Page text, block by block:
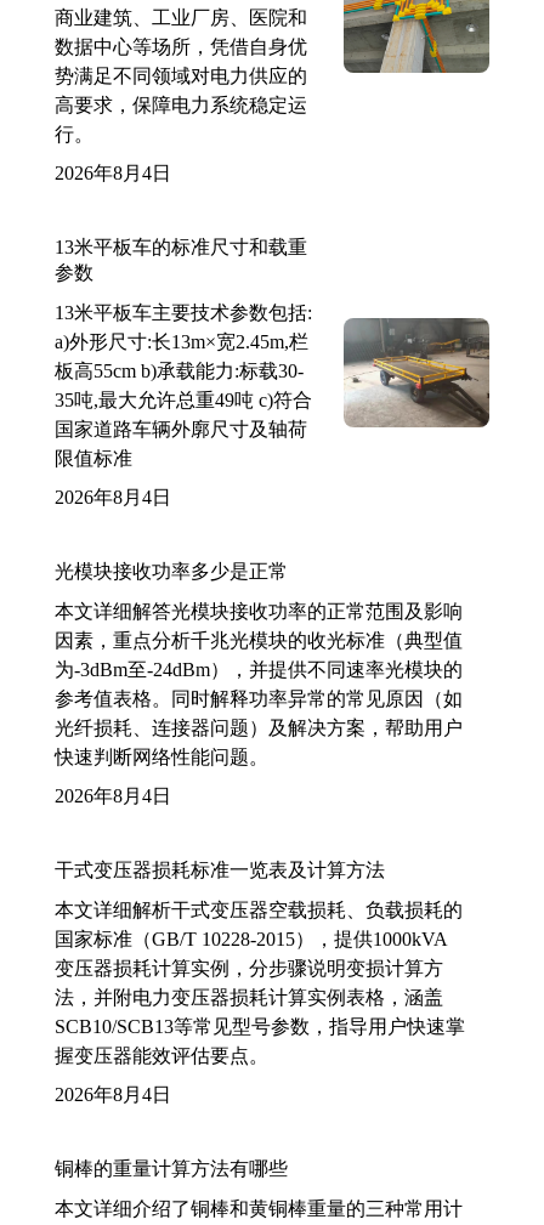
商业建筑、工业厂房、医院和
数据中心等场所，凭借自身优
势满足不同领域对电力供应的
高要求，保障电力系统稳定运
行。
2026年8月4日
13米平板车的标准尺寸和载重
参数
13米平板车主要技术参数包括:
a)外形尺寸:长13m×宽2.45m,栏
板高55cm b)承载能力:标载30-
35吨,最大允许总重49吨 c)符合
国家道路车辆外廓尺寸及轴荷
限值标准
2026年8月4日
光模块接收功率多少是正常
本文详细解答光模块接收功率的正常范围及影响
因素，重点分析千兆光模块的收光标准（典型值
为-3dBm至-24dBm），并提供不同速率光模块的
参考值表格。同时解释功率异常的常见原因（如
光纤损耗、连接器问题）及解决方案，帮助用户
快速判断网络性能问题。
2026年8月4日
干式变压器损耗标准一览表及计算方法
本文详细解析干式变压器空载损耗、负载损耗的
国家标准（GB/T 10228-2015），提供1000kVA
变压器损耗计算实例，分步骤说明变损计算方
法，并附电力变压器损耗计算实例表格，涵盖
SCB10/SCB13等常见型号参数，指导用户快速掌
握变压器能效评估要点。
2026年8月4日
铜棒的重量计算方法有哪些
本文详细介绍了铜棒和黄铜棒重量的三种常用计